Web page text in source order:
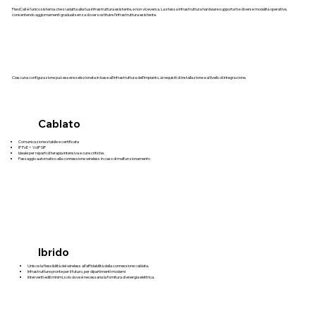
FlexiCall è l'unico sistema che si adatta alla tua infrastruttura esistente, e non viceversa. La stessa infrastruttura hardware supporta tre diverse modalità operative,
consentendo aggiornamenti graduali senza dover sostituire l'infrastruttura esistente.
Cablato
Comunicazione stabile e certificata
IP PoE + VoIP SIP
Ideale per reparti di terapia intensiva e cure critiche.
Passaggio automatico alla connessione wireless in caso di malfunzionamento
Ciascuna configurazione può essere selezionata in base all'infrastruttura dell'impianto, ai requisiti di installazione e al livello di integrazione.
Ibrido
Unisce la flessibilità del wireless all'affidabilità della connessione cablata.
Infrastrutture pronte per il futuro, per dipartimenti moderni
Interventi edili minimi, solo dove è necessaria la fornitura di energia elettrica.